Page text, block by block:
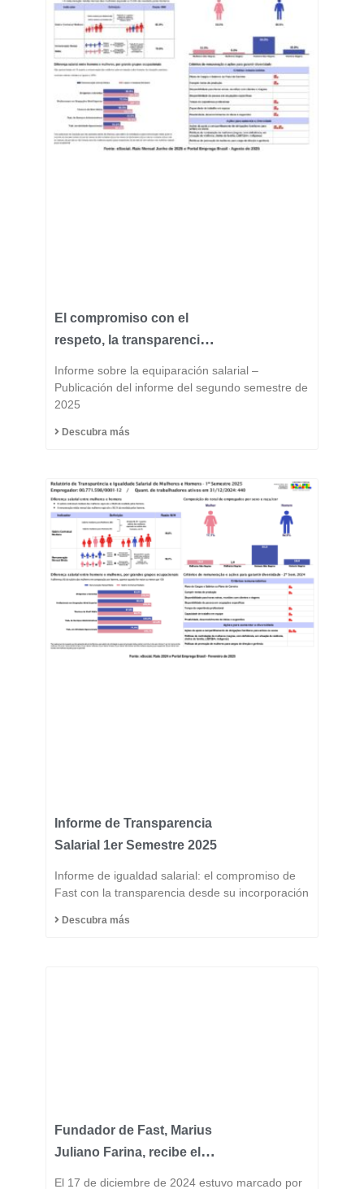
El compromiso con el
respeto, la transparencia
del ADN de Fast Group.
Informe sobre la equiparación salarial –
Publicación del informe del segundo semestre de
2025
Descubra más
Informe de Transparencia
Salarial 1er Semestre 2025
Informe de igualdad salarial: el compromiso de
Fast con la transparencia desde su incorporación
Descubra más
Fundador de Fast, Marius
Juliano Farina, recibe el
El 17 de diciembre de 2024 estuvo marcado por